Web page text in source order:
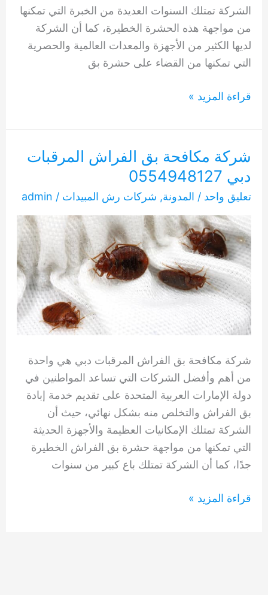
الشركة تمتلك السنوات العديدة من الخبرة التي تمكنها
من مواجهة هذه الحشرة الخطيرة، كما أن الشركة
لديها الكثير من الأجهزة والمعدات العالمية والحصرية
التي تمكنها من القضاء على حشرة بق
شركة
حشرة
الفراش
ند
الشبا
0554948127
قراءة المزيد »
شركة مكافحة بق الفراش المرقبات
دبي 0554948127
تعليق واحد / المدونة, شركات رش المبيدات /
admin
شركة مكافحة بق الفراش المرقبات دبي هي واحدة
من أهم وأفضل الشركات التي تساعد المواطنين في
دولة الإمارات العربية المتحدة على تقديم خدمة إبادة
بق الفراش والتخلص منه بشكل نهائي، حيث أن
الشركة تمتلك الإمكانيات العظيمة والأجهزة الحديثة
التي تمكنها من مواجهة حشرة بق الفراش الخطيرة
جدًا، كما أن الشركة تمتلك باع كبير من سنوات
شركة
قراءة المزيد »